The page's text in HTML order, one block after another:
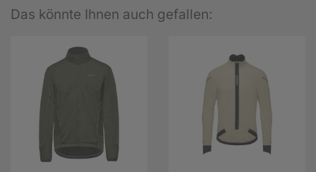
Das könnte Ihnen auch gefallen: